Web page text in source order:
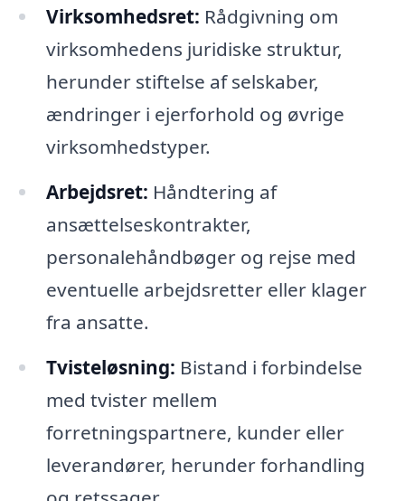
Virksomhedsret: Rådgivning om
virksomhedens juridiske struktur,
herunder stiftelse af selskaber,
ændringer i ejerforhold og øvrige
virksomhedstyper.
Arbejdsret: Håndtering af
ansættelseskontrakter,
personalehåndbøger og rejse med
eventuelle arbejdsretter eller klager
fra ansatte.
Tvisteløsning: Bistand i forbindelse
med tvister mellem
forretningspartnere, kunder eller
leverandører, herunder forhandling